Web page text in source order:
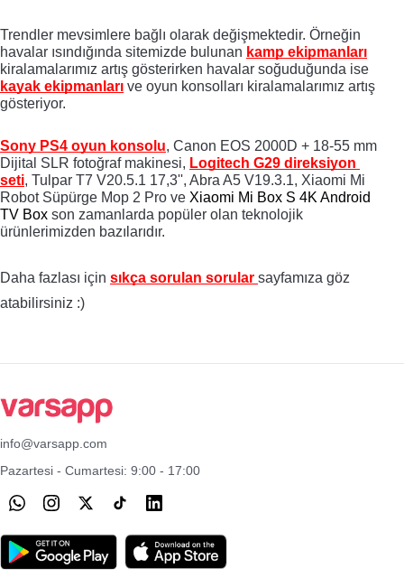
Trendler mevsimlere bağlı olarak değişmektedir. Örneğin
havalar ısındığında sitemizde bulunan kamp ekipmanları
kayak ekipmanları ve oyun konsolları kiralamalarımız artış
gösteriyor.
Sony PS4 oyun konsolu, Canon EOS 2000D + 18-55 mm
Dijital SLR fotoğraf makinesi, Logitech G29 direksiyon
seti, Tulpar T7 V20.5.1 17,3'', Abra A5 V19.3.1, Xiaomi Mi
Robot Süpürge Mop 2 Pro ve Xiaomi Mi Box S 4K Android
TV Box son zamanlarda popüler olan teknolojik
ürünlerimizden bazılarıdır.
Daha fazlası için sıkça sorulan sorular sayfamıza göz
atabilirsiniz :)
info@varsapp.com
Pazartesi - Cumartesi: 9:00 - 17:00